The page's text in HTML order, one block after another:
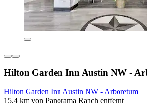
Hilton Garden Inn Austin NW -
Hilton Garden Inn Austin NW - Arboretum
15,4 km von Panorama Ranch entfernt